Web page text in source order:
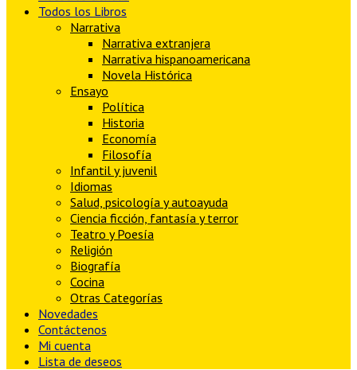
Todos los Libros
Narrativa
Narrativa extranjera
Narrativa hispanoamericana
Novela Histórica
Ensayo
Política
Historia
Economía
Filosofía
Infantil y juvenil
Idiomas
Salud, psicología y autoayuda
Ciencia ficción, fantasía y terror
Teatro y Poesía
Religión
Biografía
Cocina
Otras Categorías
Novedades
Contáctenos
Mi cuenta
Lista de deseos